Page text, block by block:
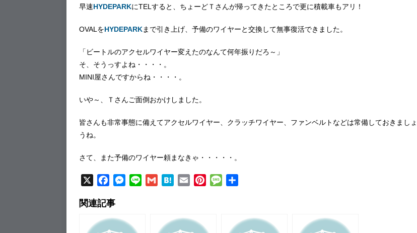
早速HYDEPARKにTELすると、ちょーどＴさんが帰ってきたところで更に積載車もアリ！
OVALをHYDEPARKまで引き上げ、予備のワイヤーと交換して無事復活できました。
「ビートルのアクセルワイヤー変えたのなんて何年振りだろ～」
そ、そうっすよね・・・・。
MINI屋さんですからね・・・・。
いや～、Ｔさんご面倒おかけしました。
皆さんも非常事態に備えてアクセルワイヤー、クラッチワイヤー、ファンベルトなどは常備しておきましょ
うね。
さて、また予備のワイヤー頼まなきゃ・・・・・。
c
e
b
M
e
H
P
e
関連記事